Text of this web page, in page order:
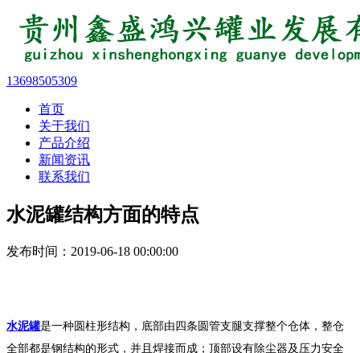
13698505309
首页
关于我们
产品介绍
新闻资讯
联系我们
水泥罐结构方面的特点
发布时间：2019-06-18 00:00:00
水泥罐是一种圆柱形结构，底部由四条圆管支腿支撑整个仓体，整仓
全部都是钢结构的形式，并且焊接而成；顶部设有除尘器及压力安全